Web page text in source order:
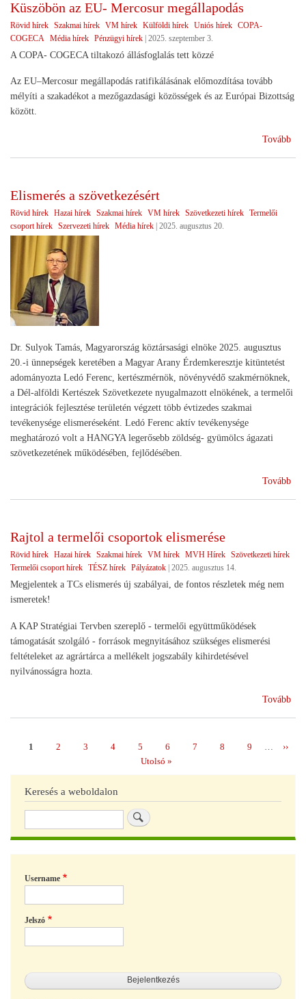
Küszöbön az EU- Mercosur megállapodás
Rövid hírek Szakmai hírek VM hírek Külföldi hírek Uniós hírek COPA-
COGECA
Média hírek Pénzügyi hírek | 2025. szeptember 3.
A COPA- COGECA tiltakozó állásfoglalás tett közzé
Az EU–Mercosur megállapodás ratifikálásának előmozdítása tovább
mélyíti a szakadékot a mezőgazdasági közösségek és az Európai Bizottság
között.
Tovább
Elismerés a szövetkezésért
Rövid hírek Hazai hírek Szakmai hírek VM hírek Szövetkezeti hírek Termelői
csoport hírek Szervezeti hírek Média hírek 2025. augusztus 20.
Dr. Sulyok Tamás, Magyarország köztársasági elnöke 2025. augusztus
20.-i ünnepségek keretében a Magyar Arany Érdemkeresztje kitüntetést
adományozta Ledó Ferenc, kertészmérnök, növényvédő szakmérnöknek,
a Dél-alföldi Kertészek Szövetkezete nyugalmazott elnökének, a termelői
integrációk fejlesztése területén végzett több évtizedes szakmai
tevékenysége elismeréseként. Ledó Ferenc aktív tevékenysége
meghatározó volt a HANGYA legerősebb zöldség- gyümölcs ágazati
szövetkezetének működésében, fejlődésében.
Tovább
Rajtol a termelői csoportok elismerése
Rövid hírek Hazai hírek Szakmai hírek VM hírek MVH Hírek Szövetkezeti hírek
Termelői csoport hírek TÉSZ hírek Pályázatok 2025. augusztus 14.
Megjelentek a TCs elismerés új szabályai, de fontos részletek még nem
ismeretek!
A KAP Stratégiai Tervben szereplő - termelői együttműködések
támogatását szolgáló - források megnyitásához szükséges elismerési
feltételeket az agrártárca a mellékelt jogszabály kihirdetésével
nyilvánosságra hozta.
Tovább
Page
1 Page
2 Page
3 Page
4 Page
5 Page
6 Page
7 Page
8 Page
9
››
Utolsó
oldal
Utolsó »
Keresés a weboldalon
Keresés
Username
Jelszó